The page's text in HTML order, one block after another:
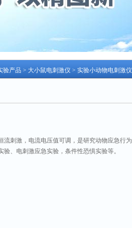
验产品 > 大小鼠电刺激仪 > 实验小动物电刺激仪
流刺激，电流电压值可调，是研究动物应急行为
、电刺激应急实验，条件性恐惧实验等。